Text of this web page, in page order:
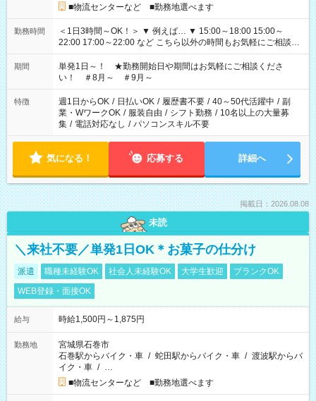
■物流センターなど ■勤務地選べます
勤務時間
＜1日3時間～OK！＞ ▼ 例えば… ▼ 15:00～18:00 15:00～
22:00 17:00～22:00 など こちら以外の時間もお気軽にご相談く
ださい！
期間
単発1日～！ ★勤務開始日や期間はお気軽にご相談くださ
い！ ＃8月～ ＃9月～
特徴 週1日からOK / 日払いOK / 履歴書不要 / 40～50代活躍中 / 副
業・WワークOK / 服装自由 / シフト勤務 / 10名以上の大量募
集 / 電話対応なし / パソコンスキル不要
気になる！ 応募する 詳細へ
掲載日：2026.08.08
未読
＼来社不要／単発1日OK＊お菓子の仕分け
派遣 職種未経験OK 社会人未経験OK 大学生歓迎
ブランクOK
WEB登録・面接OK
給与 時給1,500円～1,875円
勤務地
宮城県石巻市
石巻駅からバイク・車 / 蛇田駅からバイク・車 / 渡波駅からバ
イク・車 / …
■物流センターなど ■勤務地選べます